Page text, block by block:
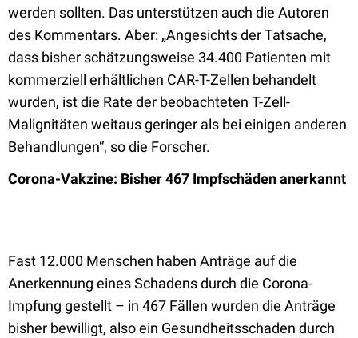
werden sollten. Das unterstützen auch die Autoren
des Kommentars. Aber: „Angesichts der Tatsache,
dass bisher schätzungsweise 34.400 Patienten mit
kommerziell erhältlichen CAR-T-Zellen behandelt
wurden, ist die Rate der beobachteten T-Zell-
Malignitäten weitaus geringer als bei einigen anderen
Behandlungen“, so die Forscher.
Corona-Vakzine: Bisher 467 Impfschäden anerkannt
Fast 12.000 Menschen haben Anträge auf die
Anerkennung eines Schadens durch die Corona-
Impfung gestellt – in 467 Fällen wurden die Anträge
bisher bewilligt, also ein Gesundheitsschaden durch